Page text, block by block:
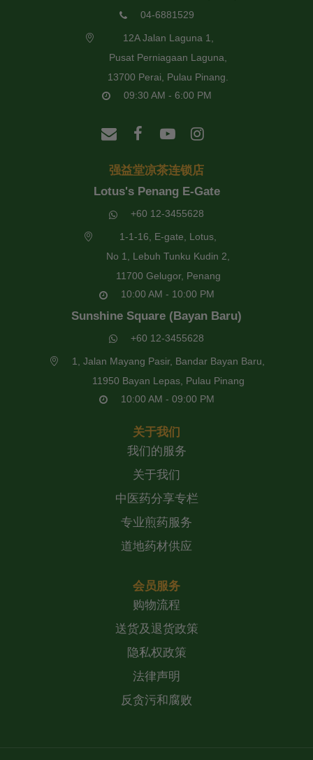
04-6881529
12A Jalan Laguna 1,
Pusat Perniagaan Laguna,
13700 Perai, Pulau Pinang.
09:30 AM - 6:00 PM
强益堂凉茶连锁店
Lotus's Penang E-Gate
+60 12-3455628
1-1-16, E-gate, Lotus,
No 1, Lebuh Tunku Kudin 2,
11700 Gelugor, Penang
10:00 AM - 10:00 PM
Sunshine Square (Bayan Baru)
+60 12-3455628
1, Jalan Mayang Pasir, Bandar Bayan Baru,
11950 Bayan Lepas, Pulau Pinang
10:00 AM - 09:00 PM
关于我们
我们的服务
关于我们
中医药分享专栏
专业煎药服务
道地药材供应
会员服务
购物流程
送货及退货政策
隐私权政策
法律声明
反贪污和腐败